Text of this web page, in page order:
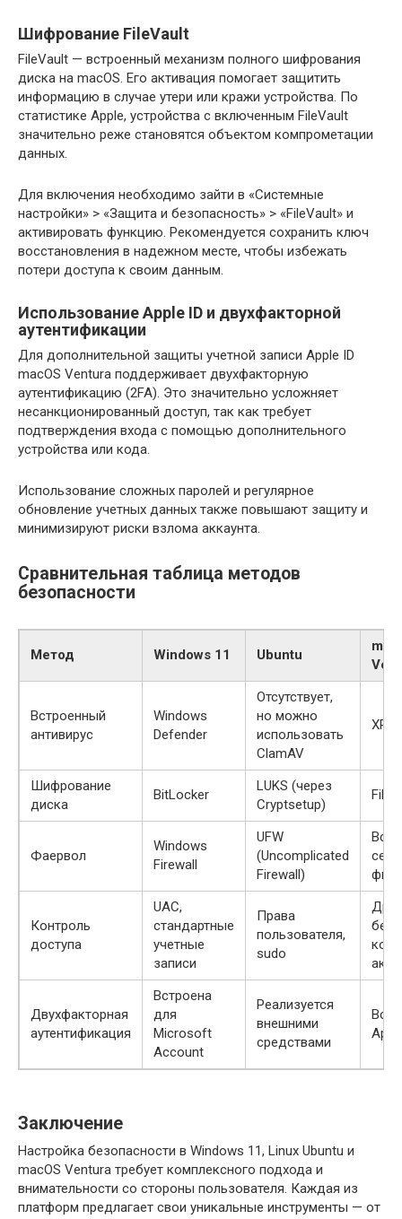
Шифрование FileVault
FileVault — встроенный механизм полного шифрования
диска на macOS. Его активация помогает защитить
информацию в случае утери или кражи устройства. По
статистике Apple, устройства с включенным FileVault
значительно реже становятся объектом компрометации
данных.
Для включения необходимо зайти в «Системные
настройки» > «Защита и безопасность» > «FileVault» и
активировать функцию. Рекомендуется сохранить ключ
восстановления в надежном месте, чтобы избежать
потери доступа к своим данным.
Использование Apple ID и двухфакторной
аутентификации
Для дополнительной защиты учетной записи Apple ID
macOS Ventura поддерживает двухфакторную
аутентификацию (2FA). Это значительно усложняет
несанкционированный доступ, так как требует
подтверждения входа с помощью дополнительного
устройства или кода.
Использование сложных паролей и регулярное
обновление учетных данных также повышают защиту и
минимизируют риски взлома аккаунта.
Сравнительная таблица методов
безопасности
Метод Windows 11 Ubuntu
Встроенный
антивирус
Windows
Defender
Отсутствует,
но можно
использовать
ClamAV
Шифрование
диска
BitLocker
LUKS (через
Cryptsetup)
Фаервол
Windows
Firewall
UFW
(Uncomplicated
Firewall)
Контроль
доступа
UAC,
стандартные
учетные
записи
Права
пользователя,
sudo
Двухфакторная
аутентификация
Встроена
для
Microsoft
Account
Реализуется
внешними
средствами
Заключение
Настройка безопасности в Windows 11, Linux Ubuntu и
macOS Ventura требует комплексного подхода и
внимательности со стороны пользователя. Каждая из
платформ предлагает свои уникальные инструменты — от